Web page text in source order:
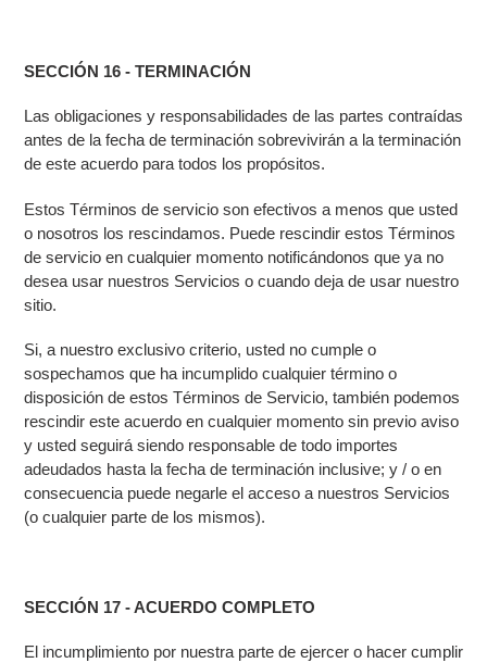
SECCIÓN 16 - TERMINACIÓN
Las obligaciones y responsabilidades de las partes contraídas
antes de la fecha de terminación sobrevivirán a la terminación
de este acuerdo para todos los propósitos.
Estos Términos de servicio son efectivos a menos que usted
o nosotros los rescindamos. Puede rescindir estos Términos
de servicio en cualquier momento notificándonos que ya no
desea usar nuestros Servicios o cuando deja de usar nuestro
sitio.
Si, a nuestro exclusivo criterio, usted no cumple o
sospechamos que ha incumplido cualquier término o
disposición de estos Términos de Servicio, también podemos
rescindir este acuerdo en cualquier momento sin previo aviso
y usted seguirá siendo responsable de todo importes
adeudados hasta la fecha de terminación inclusive; y / o en
consecuencia puede negarle el acceso a nuestros Servicios
(o cualquier parte de los mismos).
SECCIÓN 17 - ACUERDO COMPLETO
El incumplimiento por nuestra parte de ejercer o hacer cumplir